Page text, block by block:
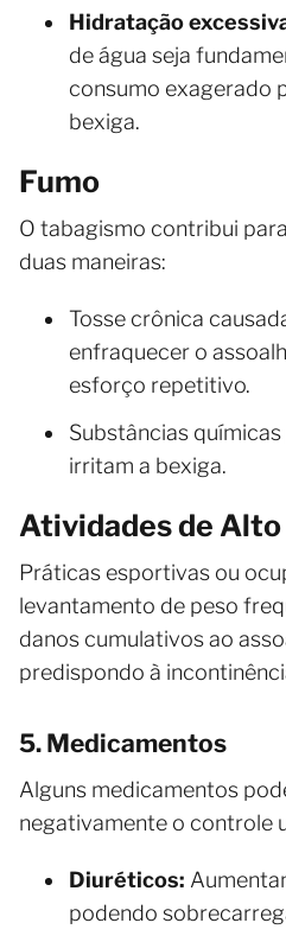
Hidratação
de água seja
consumo exagerado
bexiga.
Fumo
O tabagismo contribui
duas maneiras:
Tosse crônica
enfraquecer o
esforço repetitivo.
Substâncias
irritam a bexiga.
Atividades de
Práticas esportivas ou
levantamento de peso
danos cumulativos ao
predispondo à
5. Medicamentos
Alguns medicamentos
negativamente o controle
Diuréticos:
podendo